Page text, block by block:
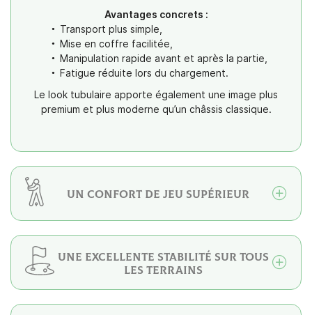
Avantages concrets :
Transport plus simple,
Mise en coffre facilitée,
Manipulation rapide avant et après la partie,
Fatigue réduite lors du chargement.
Le look tubulaire apporte également une image plus
premium et plus moderne qu’un châssis classique.
UN CONFORT DE JEU SUPÉRIEUR
UNE EXCELLENTE STABILITÉ SUR TOUS
LES TERRAINS